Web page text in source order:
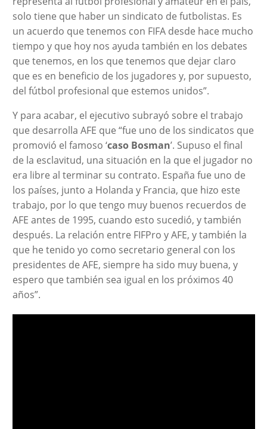
solo tiene que haber un sindicato de futbolistas. Es
un acuerdo que tenemos con FIFA desde hace mucho
tiempo y que hoy nos ayuda también en los debates
que tenemos, en los que tenemos que dejar claro
que es en beneficio de los jugadores y, por supuesto,
del fútbol profesional que estemos unidos”.
Y para acabar, el ejecutivo subrayó sobre el trabajo
que desarrolla AFE que “fue uno de los sindicatos que
promovió el famoso ‘caso Bosman’. Supuso el final
de la esclavitud, una situación en la que el jugador no
era libre al terminar su contrato. España fue uno de
los países, junto a Holanda y Francia, que hizo este
trabajo, por lo que tengo muy buenos recuerdos de
AFE antes de 1995, cuando esto sucedió, y también
después. La relación entre FIFPro y AFE, y también la
que he tenido yo como secretario general con los
presidentes de AFE, siempre ha sido muy buena, y
espero que también sea igual en los próximos 40
años”.